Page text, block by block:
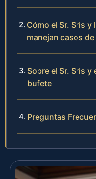
Cómo el Sr. Sris
manejan casos
Sobre el Sr. Sris
bufete
Preguntas